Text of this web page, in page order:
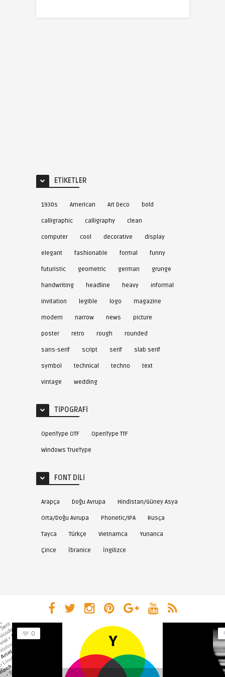
ETIKETLER
1930s American Art Deco bold
calligraphic calligraphy clean
computer cool decorative display
elegant fashionable formal funny
futuristic geometric german grunge
handwriting headline heavy informal
invitation legible logo magazine
modern narrow news picture
poster retro rough rounded
sans-serif script serif slab serif
symbol technical techno text
vintage wedding
TIPOGRAFI
OpenType OTF OpenType TTF
Windows TrueType
FONT DILI
Arapça Doğu Avrupa Hindistan/Güney Asya
Orta/Doğu Avrupa Phonetic/IPA Rusça
Tayca Türkçe Vietnamca Yunanca
Çince İbranice İngilizce
0